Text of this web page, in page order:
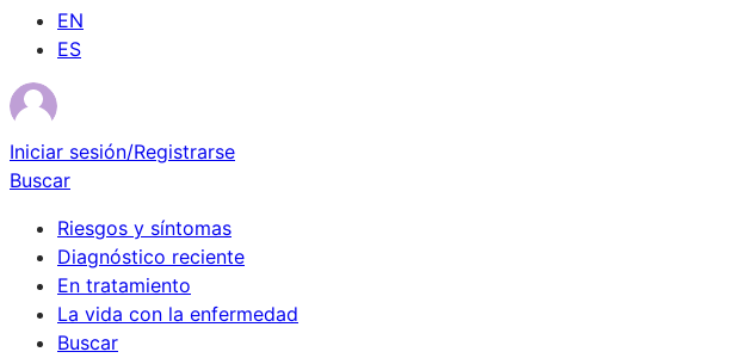
EN
ES
Iniciar sesión/Registrarse
Buscar
Riesgos y síntomas
Diagnóstico reciente
En tratamiento
La vida con la enfermedad
Buscar